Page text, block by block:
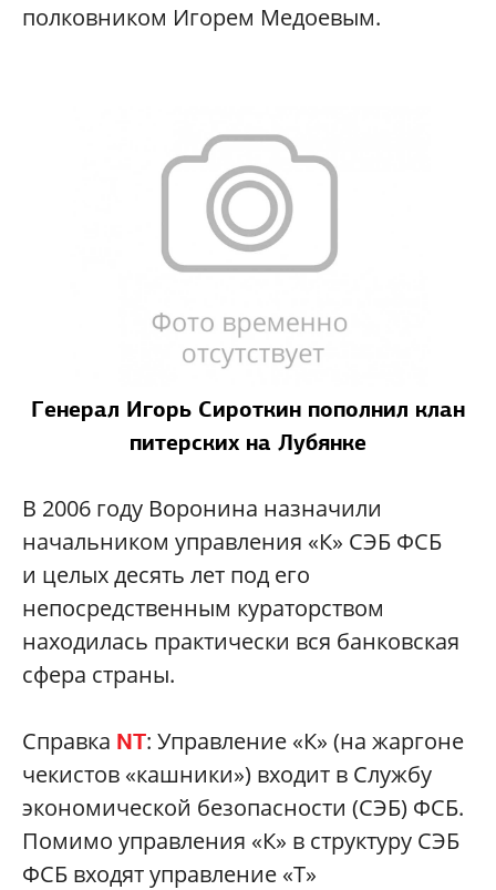
полковником Игорем Медоевым.
Генерал Игорь Сироткин пополнил клан
питерских на Лубянке
В 2006 году Воронина назначили
начальником управления «К» СЭБ ФСБ
и целых десять лет под его
непосредственным кураторством
находилась практически вся банковская
сфера страны.
Справка NT: Управление «К» (на жаргоне
чекистов «кашники») входит в Службу
экономической безопасности (СЭБ) ФСБ.
Помимо управления «К» в структуру СЭБ
ФСБ входят управление «Т»